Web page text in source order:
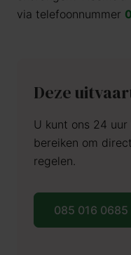
via telefoonnummer
Deze
U kunt ons 24
bereiken om
regelen.
085 016 0685